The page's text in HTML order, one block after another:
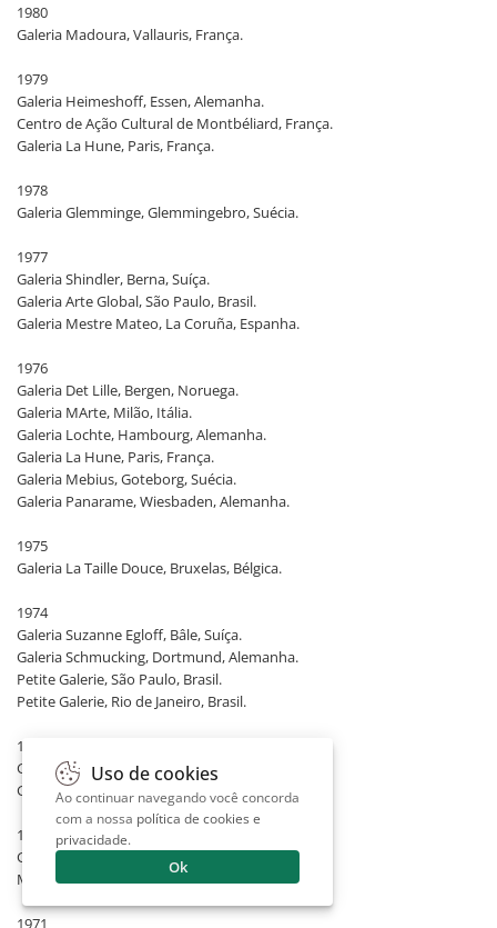
1980
Galeria Madoura, Vallauris, França.
1979
Galeria Heimeshoff, Essen, Alemanha.
Centro de Ação Cultural de Montbéliard, França.
Galeria La Hune, Paris, França.
1978
Galeria Glemminge, Glemmingebro, Suécia.
1977
Galeria Shindler, Berna, Suíça.
Galeria Arte Global, São Paulo, Brasil.
Galeria Mestre Mateo, La Coruña, Espanha.
1976
Galeria Det Lille, Bergen, Noruega.
Galeria MArte, Milão, Itália.
Galeria Lochte, Hambourg, Alemanha.
Galeria La Hune, Paris, França.
Galeria Mebius, Goteborg, Suécia.
Galeria Panarame, Wiesbaden, Alemanha.
1975
Galeria La Taille Douce, Bruxelas, Bélgica.
1974
Galeria Suzanne Egloff, Bâle, Suíça.
Galeria Schmucking, Dortmund, Alemanha.
Petite Galerie, São Paulo, Brasil.
Petite Galerie, Rio de Janeiro, Brasil.
1973
Galeria Schindler, Berna, Suíça.
Galeria Turuvani, Neuveville, Suíça.
1972
Galeria Heimeshoff, Essen, Alemanha.
Museu de Arte de São Paulo, Brasil.
1971
Uso de cookies
Ao continuar navegando você concorda
com a nossa política de cookies e
privacidade.
Ok